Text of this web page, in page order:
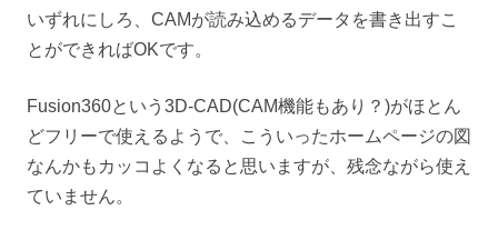
いずれにしろ、CAMが読み込めるデータを書き出すこ
とができればOKです。
Fusion360という3D-CAD(CAM機能もあり？)がほとん
どフリーで使えるようで、こういったホームページの図
なんかもカッコよくなると思いますが、残念ながら使え
ていません。